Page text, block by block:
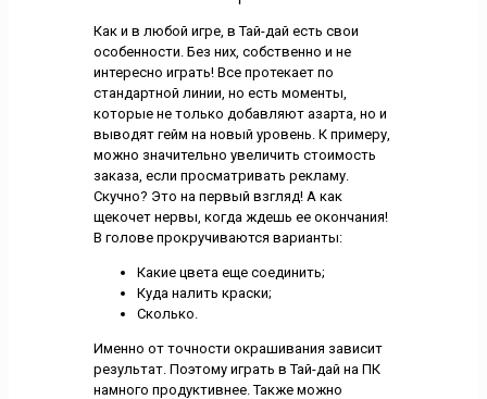
Как и в любой игре, в Тай-дай есть свои
особенности. Без них, собственно и не
интересно играть! Все протекает по
стандартной линии, но есть моменты,
которые не только добавляют азарта, но и
выводят гейм на новый уровень. К примеру,
можно значительно увеличить стоимость
заказа, если просматривать рекламу.
Скучно? Это на первый взгляд! А как
щекочет нервы, когда ждешь ее окончания!
В голове прокручиваются варианты:
Какие цвета еще соединить;
Куда налить краски;
Сколько.
Именно от точности окрашивания зависит
результат. Поэтому играть в Тай-дай на ПК
намного продуктивнее. Также можно